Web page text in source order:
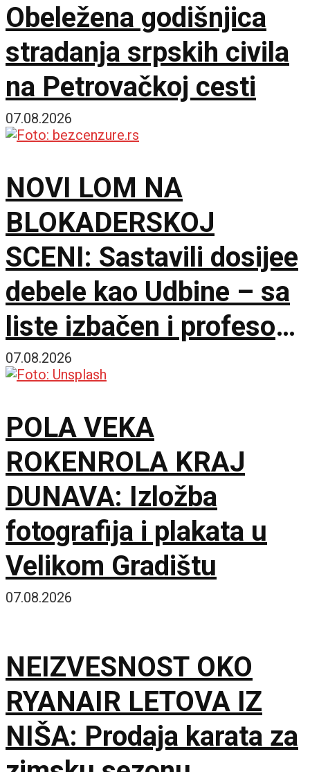
Obeležena godišnjica
stradanja srpskih civila
na Petrovačkoj cesti
07.08.2026
NOVI LOM NA
BLOKADERSKOJ
SCENI: Sastavili dosijee
debele kao Udbine – sa
liste izbačen i profesor
Milo Lompar
07.08.2026
POLA VEKA
ROKENROLA KRAJ
DUNAVA: Izložba
fotografija i plakata u
Velikom Gradištu
07.08.2026
NEIZVESNOST OKO
RYANAIR LETOVA IZ
NIŠA: Prodaja karata za